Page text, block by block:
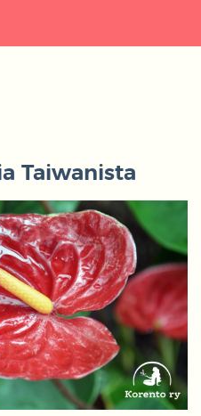
Taiwanista